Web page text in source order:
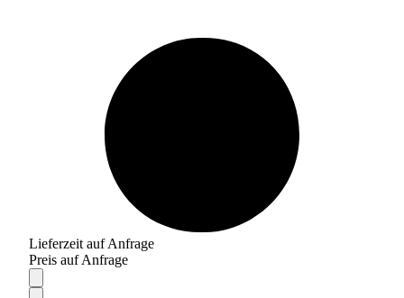
Lieferzeit auf Anfrage
Preis auf Anfrage